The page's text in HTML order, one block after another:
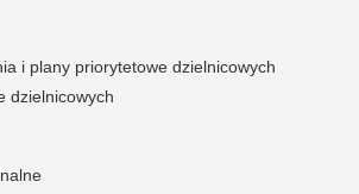
i plany priorytetowe dzielnicowych
dzielnicowych